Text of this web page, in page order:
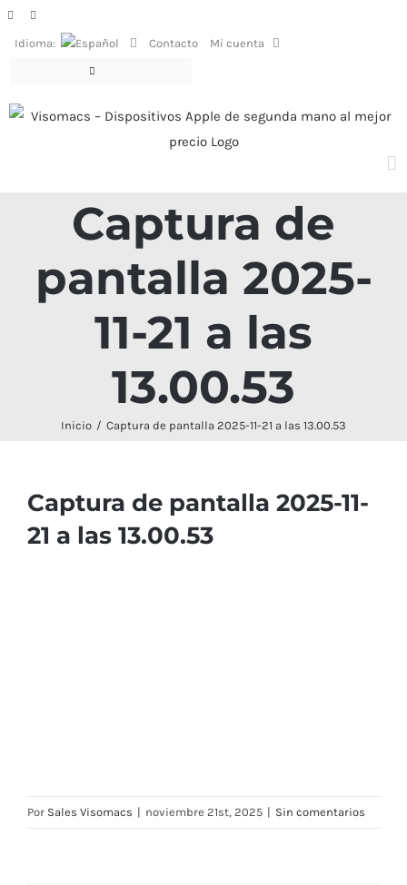
SaltarFacebook
Idioma: Contacto Mi cuenta
Captura de
pantalla 2025-
11-21 a las
13.00.53
Inicio Captura de pantalla 2025-11-21 a las 13.00.53
Captura de pantalla 2025-11-
21 a las 13.00.53
Por Sales Visomacs | noviembre 21st, 2025 | Sin comentarios